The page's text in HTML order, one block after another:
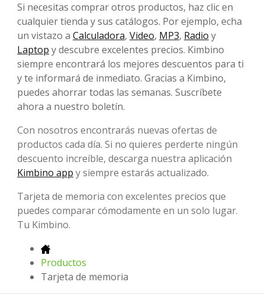
Si necesitas comprar otros productos, haz clic en
cualquier tienda y sus catálogos. Por ejemplo, echa
un vistazo a Calculadora, Video, MP3, Radio y
Laptop y descubre excelentes precios. Kimbino
siempre encontrará los mejores descuentos para ti
y te informará de inmediato. Gracias a Kimbino,
puedes ahorrar todas las semanas. Suscríbete
ahora a nuestro boletín.
Con nosotros encontrarás nuevas ofertas de
productos cada día. Si no quieres perderte ningún
descuento increíble, descarga nuestra aplicación
Kimbino app y siempre estarás actualizado.
Tarjeta de memoria con excelentes precios que
puedes comparar cómodamente en un solo lugar.
Tu Kimbino.
Productos
Tarjeta de memoria